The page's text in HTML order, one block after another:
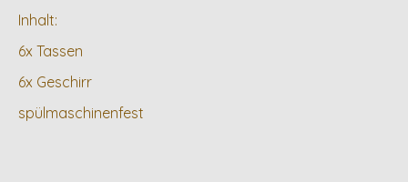
Inhalt:
6x Tassen
6x Geschirr
spülmaschinenfest